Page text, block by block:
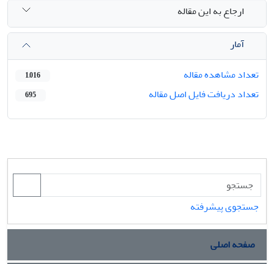
ارجاع به این مقاله
آمار
تعداد مشاهده مقاله
1,016
تعداد دریافت فایل اصل مقاله 695
جستجوی پیشرفته
صفحه اصلی